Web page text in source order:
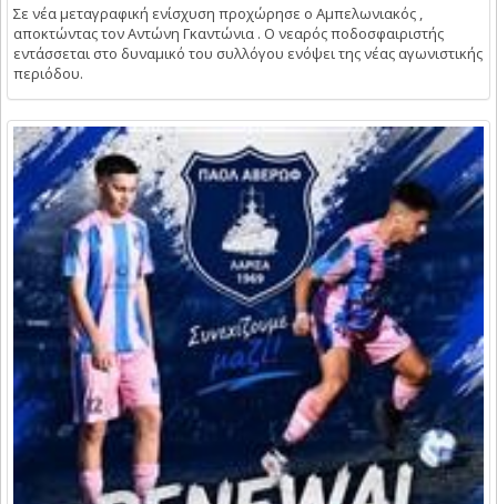
Σε νέα μεταγραφική ενίσχυση προχώρησε ο Αμπελωνιακός ,
αποκτώντας τον Αντώνη Γκαντώνια . Ο νεαρός ποδοσφαιριστής
εντάσσεται στο δυναμικό του συλλόγου ενόψει της νέας αγωνιστικής
περιόδου.